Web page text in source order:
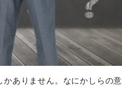
ありません。なにかしらの意